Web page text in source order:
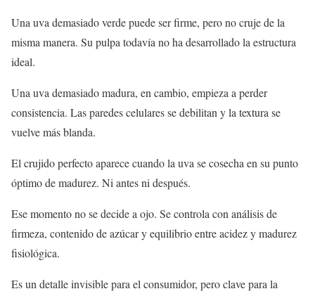
Una uva demasiado verde puede ser firme, pero no cruje de la
misma manera. Su pulpa todavía no ha desarrollado la estructura
ideal.
Una uva demasiado madura, en cambio, empieza a perder
consistencia. Las paredes celulares se debilitan y la textura se
vuelve más blanda.
El crujido perfecto aparece cuando la uva se cosecha en su punto
óptimo de madurez. Ni antes ni después.
Ese momento no se decide a ojo. Se controla con análisis de
firmeza, contenido de azúcar y equilibrio entre acidez y madurez
fisiológica.
Es un detalle invisible para el consumidor, pero clave para la